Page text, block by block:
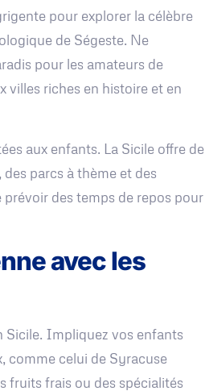
pour explorer la célèbre
de Ségeste. Ne
pour les amateurs de
villes riches en histoire et en
aux enfants. La Sicile offre de
parcs à thème et des
des temps de repos pour
avec les
Sicile. Impliquez vos enfants
comme celui de Syracuse
fruits frais ou des spécialités